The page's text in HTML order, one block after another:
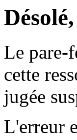
Le pare-
cette
jugée
L'erreur